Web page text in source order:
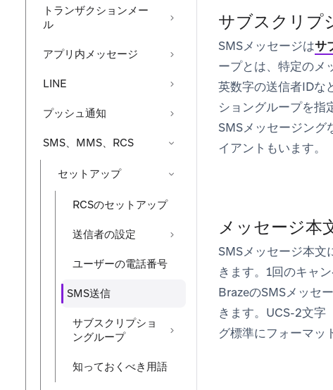
トランザクションメー
ル
アプリ内メッセージ
LINE
プッシュ通知
SMS、MMS、RCS
セットアップ
RCSのセットアップ
送信者の設定
ユーザーの電話番号
SMS送信
サブスクリプショ
ングループ
知っておくべき用語
サブスクリプ
SMSメッセージはサ
ープとは、特定のメ
英数字の送信者IDな
ショングループを指
SMSメッセージング
イアントもいます。
メッセージ本
SMSメッセージ本
きます。1回のキャ
BrazeのSMSメッセ
きます。UCS-2文字
グ標準にフォーマッ